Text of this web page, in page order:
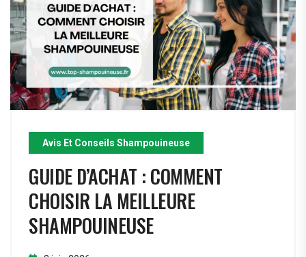
Avis Et Conseils Shampouineuse
GUIDE D’ACHAT : COMMENT
CHOISIR LA MEILLEURE
SHAMPOUINEUSE